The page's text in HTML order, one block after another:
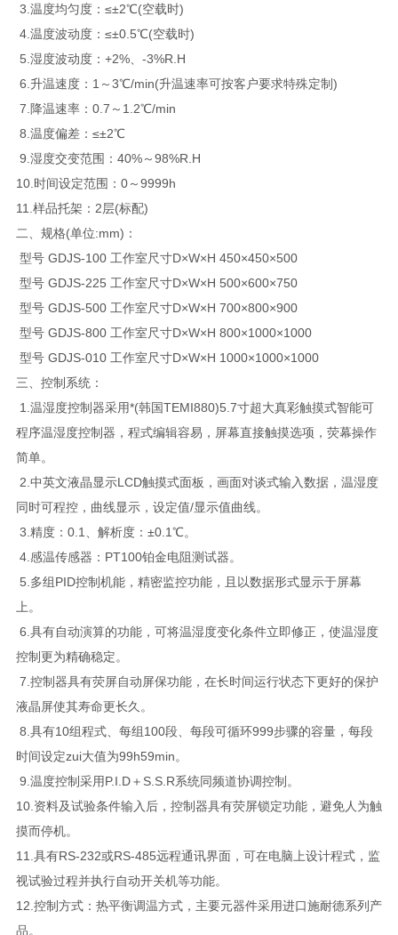
3.温度均匀度：≤±2℃(空载时)
4.温度波动度：≤±0.5℃(空载时)
5.湿度波动度：+2%、-3%R.H
6.升温速度：1～3℃/min(升温速率可按客户要求特殊定制)
7.降温速率：0.7～1.2℃/min
8.温度偏差：≤±2℃
9.湿度交变范围：40%～98%R.H
10.时间设定范围：0～9999h
11.样品托架：2层(标配)
二、规格(单位:mm)：
型号 GDJS-100 工作室尺寸D×W×H 450×450×500
型号 GDJS-225 工作室尺寸D×W×H 500×600×750
型号 GDJS-500 工作室尺寸D×W×H 700×800×900
型号 GDJS-800 工作室尺寸D×W×H 800×1000×1000
型号 GDJS-010 工作室尺寸D×W×H 1000×1000×1000
三、控制系统：
1.温湿度控制器采用*(韩国TEMI880)5.7寸超大真彩触摸式智能可
程序温湿度控制器，程式编辑容易，屏幕直接触摸选项，荧幕操作
简单。
2.中英文液晶显示LCD触摸式面板，画面对谈式输入数据，温湿度
同时可程控，曲线显示，设定值/显示值曲线。
3.精度：0.1、解析度：±0.1℃。
4.感温传感器：PT100铂金电阻测试器。
5.多组PID控制机能，精密监控功能，且以数据形式显示于屏幕
上。
6.具有自动演算的功能，可将温湿度变化条件立即修正，使温湿度
控制更为精确稳定。
7.控制器具有荧屏自动屏保功能，在长时间运行状态下更好的保护
液晶屏使其寿命更长久。
8.具有10组程式、每组100段、每段可循环999步骤的容量，每段
时间设定zui大值为99h59min。
9.温度控制采用P.I.D＋S.S.R系统同频道协调控制。
10.资料及试验条件输入后，控制器具有荧屏锁定功能，避免人为触
摸而停机。
11.具有RS-232或RS-485远程通讯界面，可在电脑上设计程式，监
视试验过程并执行自动开关机等功能。
12.控制方式：热平衡调温方式，主要元器件采用进口施耐德系列产
品。